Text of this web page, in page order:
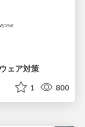
ェア対策
1 800